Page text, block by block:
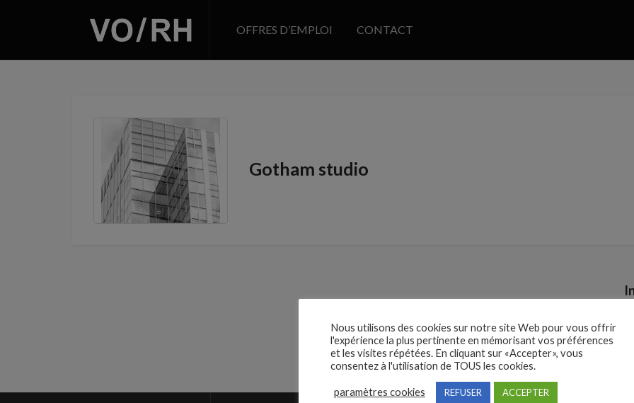
OFFRES D’EMPLOI CONTACT
Gotham studio
Nous utilisons des cookies sur notre site Web pour vous offrir
l'expérience la plus pertinente en mémorisant vos préférences
et les visites répétées. En cliquant sur «Accepter», vous
consentez à l'utilisation de TOUS les cookies.
paramètres cookies REFUSER ACCEPTER